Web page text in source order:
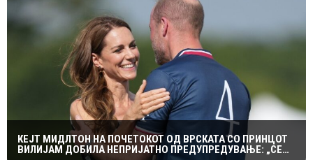
КЕЈТ МИДЛТОН НА ПОЧЕТОКОТ ОД ВРСКАТА СО ПРИНЦОТ
ВИЛИЈАМ ДОБИЛА НЕПРИЈАТНО ПРЕДУПРЕДУВАЊЕ: „СЕ